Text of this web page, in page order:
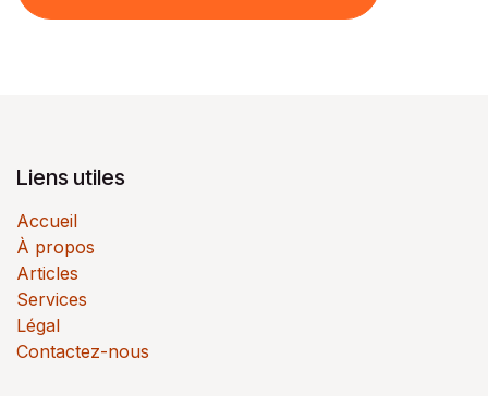
Liens utiles
Accueil
À propos
Articles
Services
Légal
Contactez-nous